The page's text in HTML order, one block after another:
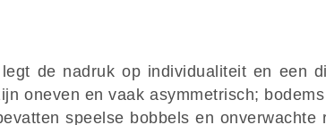
de nadruk op individualiteit en een
oneven en vaak asymmetrisch;
speelse bobbels en